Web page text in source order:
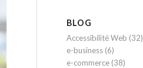
BLOG
Accessibilité Web (32)
e-business (6)
e-commerce (38)